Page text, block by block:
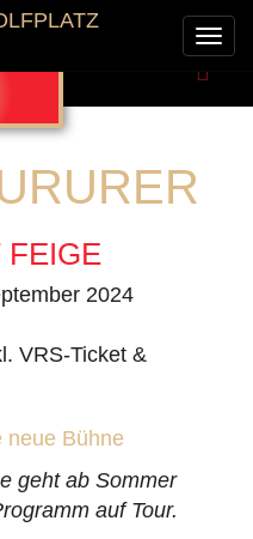
FEIGE
2024
VRS-Ticket &
neue Bühne
geht ab Sommer
auf Tour.